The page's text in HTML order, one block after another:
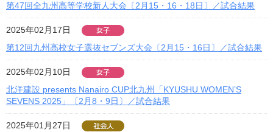
第47回全九州高等学校新人大会〔2月15・16・18日〕／試合結果
2025年02月17日
第12回九州高校女子選抜セブンズ大会〔2月15・16日〕／試合結果
2025年02月10日
北洋建設 presents Nanairo CUP北九州「KYUSHU WOMEN’S
SEVENS 2025」〔2月8・9日〕／試合結果
2025年01月27日